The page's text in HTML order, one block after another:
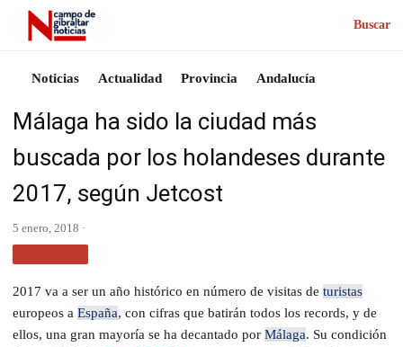
Buscar
Noticias Actualidad Provincia Andalucía
Málaga ha sido la ciudad más
buscada por los holandeses durante
2017, según Jetcost
5 enero, 2018 ·
2017 va a ser un año histórico en número de visitas de turistas
europeos a España, con cifras que batirán todos los records, y de
ellos, una gran mayoría se ha decantado por Málaga. Su condición